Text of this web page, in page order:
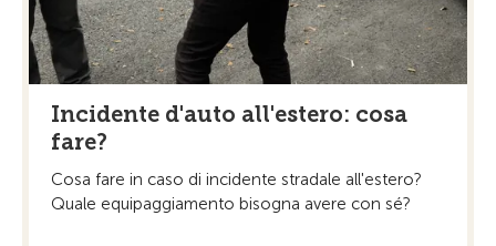
Incidente d'auto all'estero: cosa
fare?
Cosa fare in caso di incidente stradale all'estero?
Quale equipaggiamento bisogna avere con sé?